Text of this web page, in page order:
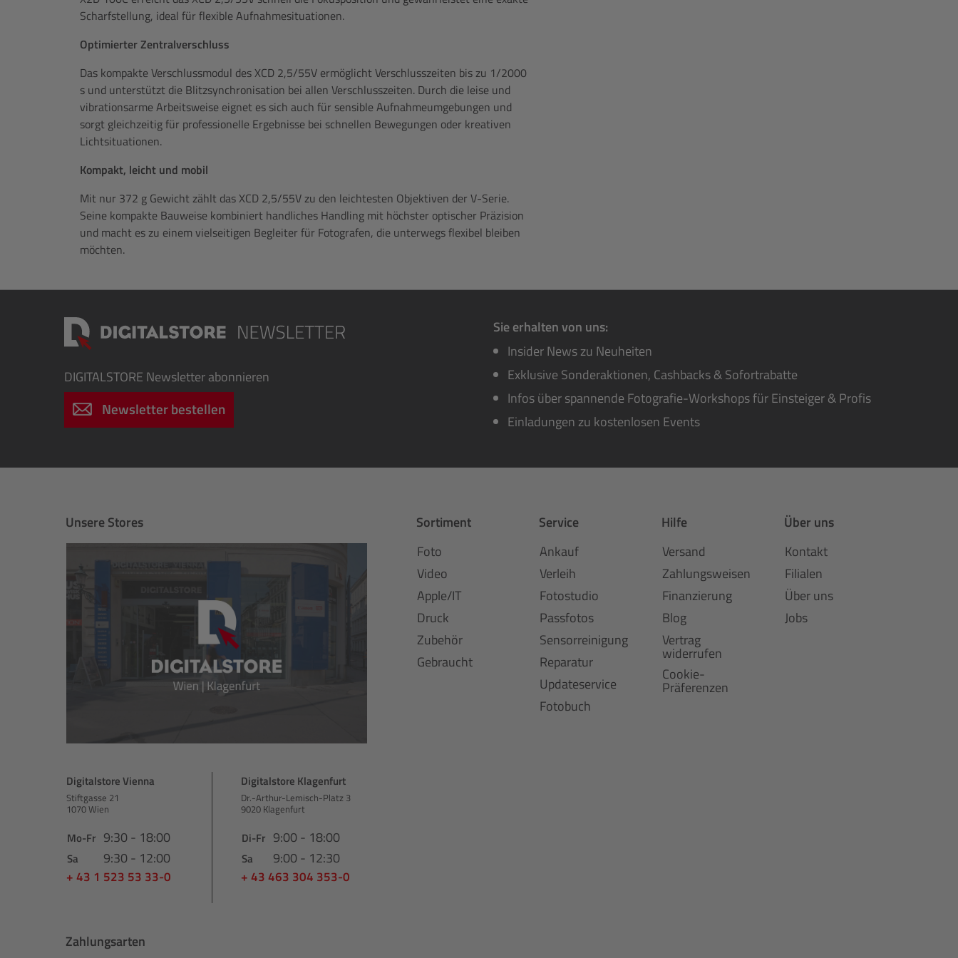
Scharfstellung, ideal für flexible Aufnahmesituationen.
Optimierter Zentralverschluss
Das kompakte Verschlussmodul des XCD 2,5/55V ermöglicht Verschlusszeiten bis zu 1/2000
s und unterstützt die Blitzsynchronisation bei allen Verschlusszeiten. Durch die leise und
vibrationsarme Arbeitsweise eignet es sich auch für sensible Aufnahmeumgebungen und
sorgt gleichzeitig für professionelle Ergebnisse bei schnellen Bewegungen oder kreativen
Lichtsituationen.
Kompakt, leicht und mobil
Mit nur 372 g Gewicht zählt das XCD 2,5/55V zu den leichtesten Objektiven der V-Serie.
Seine kompakte Bauweise kombiniert handliches Handling mit höchster optischer Präzision
und macht es zu einem vielseitigen Begleiter für Fotografen, die unterwegs flexibel bleiben
möchten.
DIGITALSTORE Newsletter abonnieren
Newsletter bestellen
Sie erhalten von uns:
Insider News zu Neuheiten
Exklusive Sonderaktionen, Cashbacks & Sofortrabatte
Infos über spannende Fotografie-Workshops für Einsteiger & Profis
Einladungen zu kostenlosen Events
Unsere Stores
Digitalstore Vienna
Stiftgasse 21
1070 Wien
Mo-Fr 9:30 - 18:00
Sa 9:30 - 12:00
+ 43 1 523 53 33-0
Digitalstore Klagenfurt
Dr.-Arthur-Lemisch-Platz 3
9020 Klagenfurt
Di-Fr 9:00 - 18:00
Sa 9:00 - 12:30
+ 43 463 304 353-0
Sortiment
Foto
Video
Apple/IT
Druck
Zubehör
Gebraucht
Service
Ankauf
Verleih
Fotostudio
Passfotos
Sensorreinigung
Reparatur
Updateservice
Fotobuch
Hilfe
Versand
Zahlungsweisen
Finanzierung
Blog
Vertrag
widerrufen
Cookie-
Präferenzen
Über uns
Kontakt
Filialen
Über uns
Jobs
Zahlungsarten